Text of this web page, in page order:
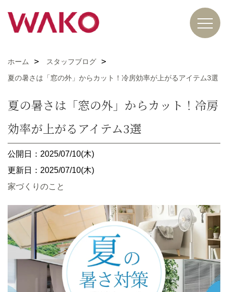
ホーム
スタッフブログ
夏の暑さは「窓の外」からカット！冷房効率が上がるアイテム3選
夏の暑さは「窓の外」からカット！冷房
効率が上がるアイテム3選
公開日：2025/07/10(木)
更新日：2025/07/10(木)
家づくりのこと